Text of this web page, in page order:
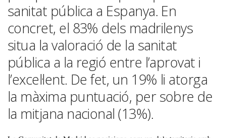
sanitat pública a Espanya. En
concret, el 83% dels madrilenys
situa la valoració de la sanitat
pública a la regió entre l’aprovat i
l’excel·lent. De fet, un 19% li atorga
la màxima puntuació, per sobre de
la mitjana nacional (13%).